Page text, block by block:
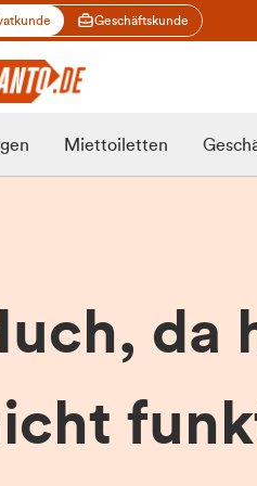
Geschäftskunde
Miettoiletten
da